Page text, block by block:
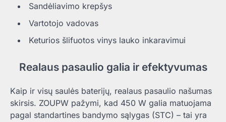
Sandėliavimo krepšys
Vartotojo vadovas
Keturios šlifuotos vinys lauko inkaravimui
Realaus pasaulio galia ir efektyvumas
Kaip ir visų saulės baterijų, realaus pasaulio našumas
skirsis. ZOUPW pažymi, kad 450 W galia matuojama
pagal standartines bandymo sąlygas (STC) – tai yra